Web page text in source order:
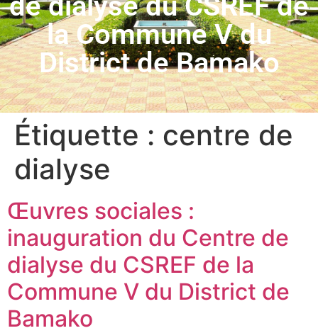
la Commune V du
District de Bamako
Étiquette : centre de
dialyse
Œuvres sociales :
inauguration du Centre de
dialyse du CSREF de la
Commune V du District de
Bamako